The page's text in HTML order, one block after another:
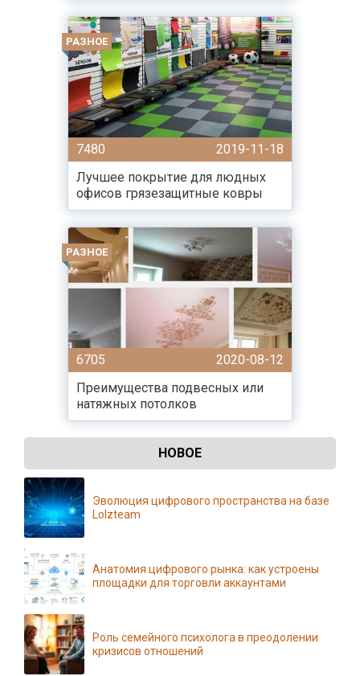
РАЗНОЕ
7480
2019-11-18
Лучшее покрытие для людных
офисов грязезащитные ковры
РАЗНОЕ
6705
2020-08-12
Преимущества подвесных или
натяжных потолков
НОВОЕ
Эволюция цифрового пространства на базе
Lolzteam
Анатомия цифрового рынка: как устроены
площадки для торговли аккаунтами
Роль семейного психолога в преодолении
кризисов отношений